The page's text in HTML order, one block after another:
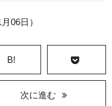
06日）
B!
次に進む